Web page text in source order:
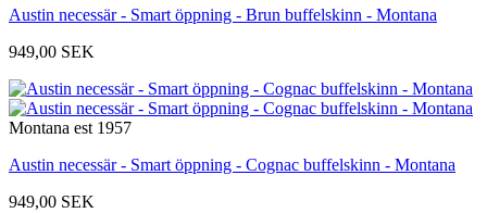
Austin necessär - Smart öppning - Brun buffelskinn - Montana
949,00 SEK
Montana est 1957
Austin necessär - Smart öppning - Cognac buffelskinn - Montana
949,00 SEK